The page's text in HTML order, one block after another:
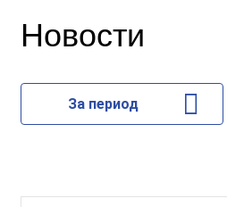
Новости
За период